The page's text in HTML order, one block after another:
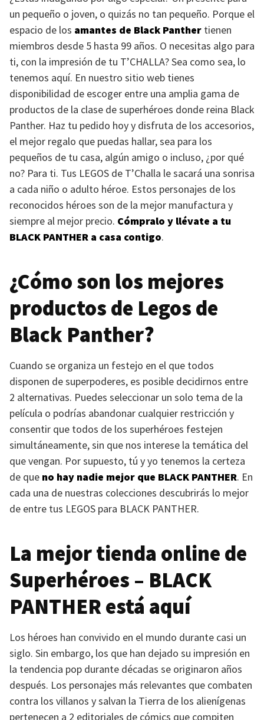
un pequeño o joven, o quizás no tan pequeño. Porque el
espacio de los amantes de Black Panther tienen
miembros desde 5 hasta 99 años. O necesitas algo para
ti, con la impresión de tu T’CHALLA? Sea como sea, lo
tenemos aquí. En nuestro sitio web tienes
disponibilidad de escoger entre una amplia gama de
productos de la clase de superhéroes donde reina Black
Panther. Haz tu pedido hoy y disfruta de los accesorios,
el mejor regalo que puedas hallar, sea para los
pequeños de tu casa, algún amigo o incluso, ¿por qué
no? Para ti. Tus LEGOS de T’Challa le sacará una sonrisa
a cada niño o adulto héroe. Estos personajes de los
reconocidos héroes son de la mejor manufactura y
siempre al mejor precio. Cómpralo y llévate a tu
BLACK PANTHER a casa contigo.
¿Cómo son los mejores
productos de Legos de
Black Panther?
Cuando se organiza un festejo en el que todos
disponen de superpoderes, es posible decidirnos entre
2 alternativas. Puedes seleccionar un solo tema de la
película o podrías abandonar cualquier restricción y
consentir que todos de los superhéroes festejen
simultáneamente, sin que nos interese la temática del
que vengan. Por supuesto, tú y yo tenemos la certeza
de que no hay nadie mejor que BLACK PANTHER. En
cada una de nuestras colecciones descubrirás lo mejor
de entre tus LEGOS para BLACK PANTHER.
La mejor tienda online de
Superhéroes – BLACK
PANTHERestá aquí
Los héroes han convivido en el mundo durante casi un
siglo. Sin embargo, los que han dejado su impresión en
la tendencia pop durante décadas se originaron años
después. Los personajes más relevantes que combaten
contra los villanos y salvan la Tierra de los alienígenas
pertenecen a 2 editoriales de cómics que compiten